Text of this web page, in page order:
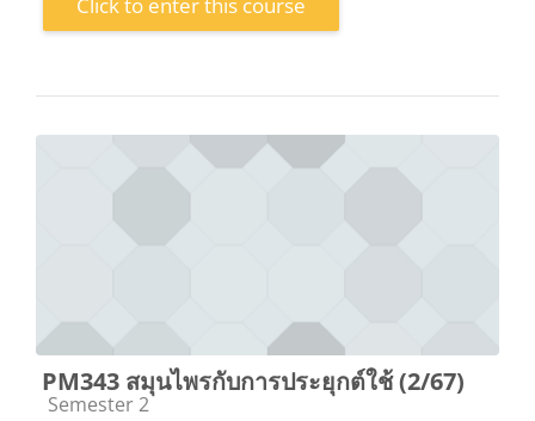
Click to enter this course
PM343 สมุนไพรกับการประยุกต์ใช้ (2/67)
Course category
Semester 2